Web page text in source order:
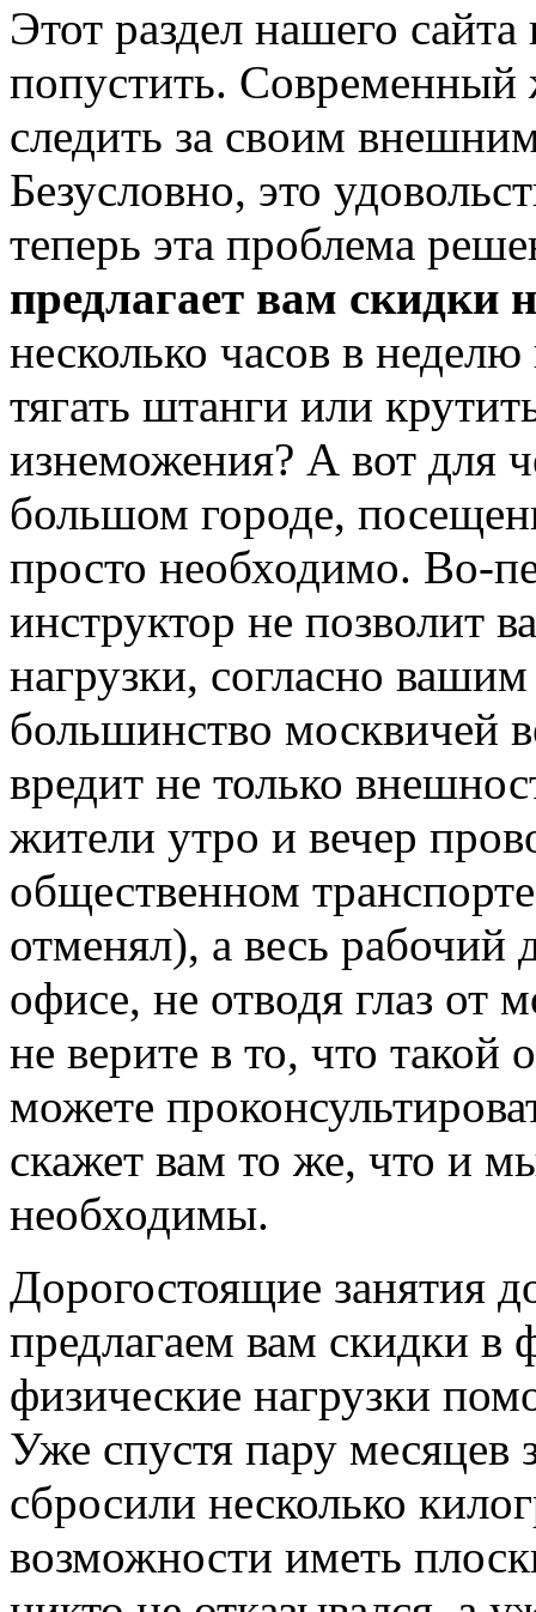
Этот раздел нашего
попустить. Современный
следить за своим
Безусловно, это
теперь эта проблема
предлагает вам скидки
несколько часов в
тягать штанги или
изнеможения? А вот для
большом городе,
просто необходимо. Во-
инструктор не позволит
нагрузки, согласно
большинство москвичей
вредит не только
жители утро и вечер
общественном
отменял), а весь рабочий
офисе, не отводя глаз от
не верите в то, что такой
можете
скажет вам то же, что и
необходимы.
Дорогостоящие занятия
предлагаем вам скидки
физические нагрузки
Уже спустя пару месяцев
сбросили несколько
возможности иметь